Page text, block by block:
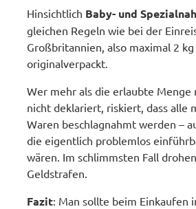
Hinsichtlich Baby- und
gleichen Regeln wie bei der
Großbritannien, also maximal 2
originalverpackt.
Wer mehr als die erlaubte
nicht deklariert, riskiert, dass alle
Waren beschlagnahmt werden –
die eigentlich problemlos
wären. Im schlimmsten Fall
Geldstrafen.
Fazit: Man sollte beim Einkaufen